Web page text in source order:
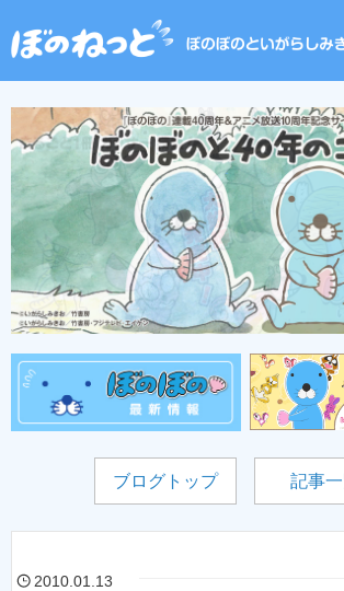
ブログトップ 記事
2010.01.13